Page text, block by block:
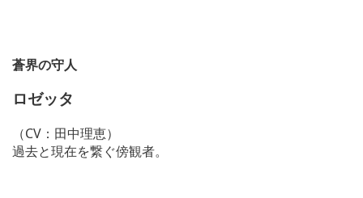
蒼界の守人
ロゼッタ
（CV：田中理恵）
過去と現在を繋ぐ傍観者。